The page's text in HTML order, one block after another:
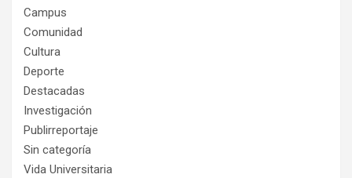
Campus
Comunidad
Cultura
Deporte
Destacadas
Investigación
Publirreportaje
Sin categoría
Vida Universitaria